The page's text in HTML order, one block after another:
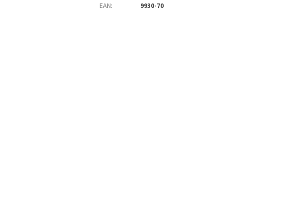
EAN: 9930-70